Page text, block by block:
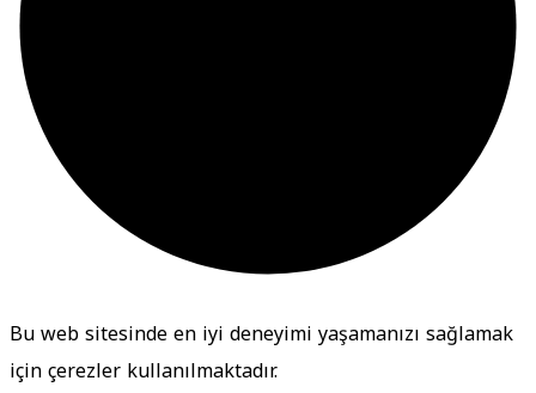
Bu web sitesinde en iyi deneyimi yaşamanızı sağlamak
için çerezler kullanılmaktadır.